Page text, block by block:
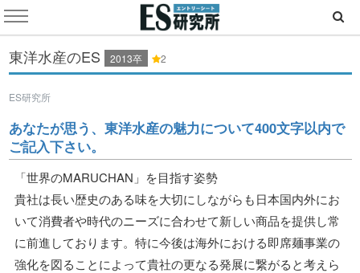
東洋水産のES 2013卒 2
ES研究所
あなたが思う、東洋水産の魅力について400文字以内で
ご記入下さい。
「世界のMARUCHAN」を目指す姿勢
貴社は長い歴史のある味を大切にしながらも日本国内外にお
いて消費者や時代のニーズに合わせて新しい商品を提供し常
に前進しております。特に今後は海外における即席麺事業の
強化を図ることによって貴社の更なる発展に繋がると考えら